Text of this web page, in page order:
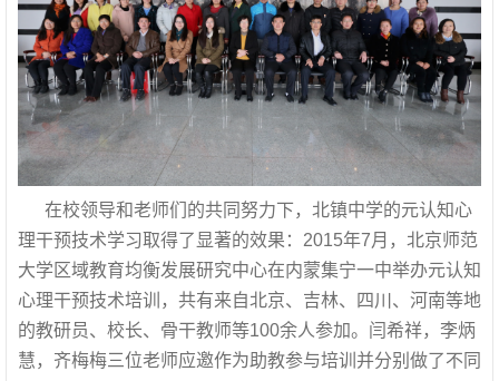
在校领导和老师们的共同努力下，北镇中学的元认知心
理干预技术学习取得了显著的效果：2015年7月，北京师范
大学区域教育均衡发展研究中心在内蒙集宁一中举办元认知
心理干预技术培训，共有来自北京、吉林、四川、河南等地
的教研员、校长、骨干教师等100余人参加。闫希祥，李炳
慧，齐梅梅三位老师应邀作为助教参与培训并分别做了不同